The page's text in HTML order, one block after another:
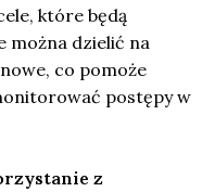
które będą
można dzielić na
co pomoże
postępy w
z